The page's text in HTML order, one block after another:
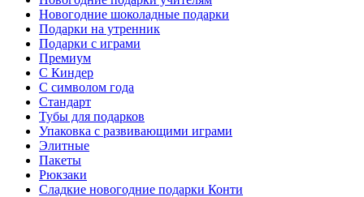
Новогодние шоколадные подарки
Подарки на утренник
Подарки с играми
Премиум
С Киндер
С символом года
Стандарт
Тубы для подарков
Упаковка с развивающими играми
Элитные
Пакеты
Рюкзаки
Сладкие новогодние подарки Конти